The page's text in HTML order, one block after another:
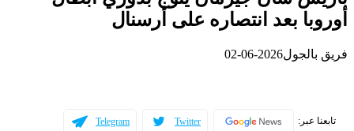
أوروبا بعد انتصاره على أرسنال
فريق بالجول2026-06-02
تابعنا عبر: Twitter
Telegram